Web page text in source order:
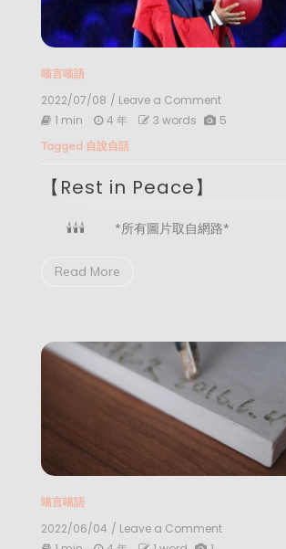
喵言喵語
2022/07/08 / Leave a Commenton
【Rest
1 min 4 年 3 words 5
Tagged 自說自話
【Rest in Peace】
🕯️🕯️🕯️ *所有圖片取自網路*
Read More
喵言喵語
2022/06/04 / Leave a Commenton